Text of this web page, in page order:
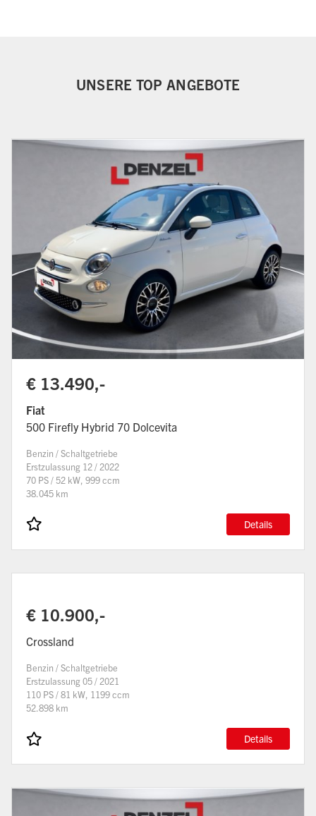
UNSERE TOP ANGEBOTE
€ 13.490,-
Fiat
500 Firefly Hybrid 70 Dolcevita
Benzin / Schaltgetriebe
Erstzulassung 12 / 2022
70 PS / 52 kW, 999 ccm
38.045 km
Details
€ 10.900,-
Crossland
Benzin / Schaltgetriebe
Erstzulassung 05 / 2021
110 PS / 81 kW, 1199 ccm
52.898 km
Details